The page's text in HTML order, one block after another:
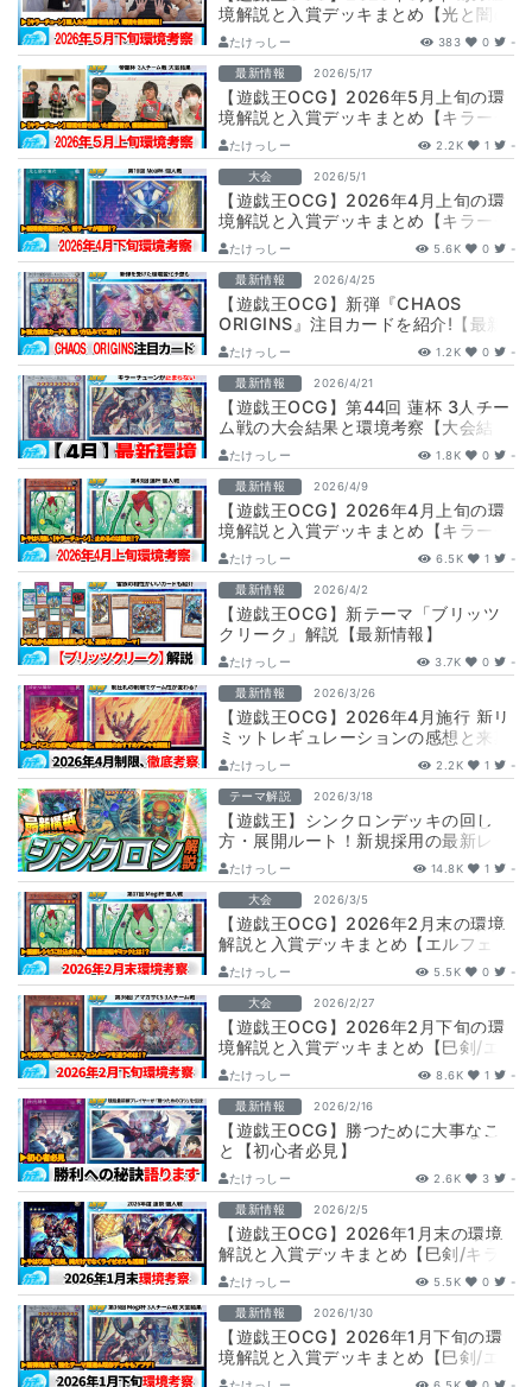
境解説と入賞デッキまとめ【光と闇の
儀式/キラーチューン/エルフェンノー
ツ…
たけっしー 383 0 -
最新情報 2026/5/17
【遊戯王OCG】2026年5月上旬の環
境解説と入賞デッキまとめ【キラーチ
ューン/光と闇の儀式/巳剣ライゼオル/
…
たけっしー 2.2K 1 -
大会 2026/5/1
【遊戯王OCG】2026年4月上旬の環
境解説と入賞デッキまとめ【キラーチ
ューン/エルフェンノーツ/ブリッツク
リ…
たけっしー 5.6K 0 -
最新情報 2026/4/25
【遊戯王OCG】新弾『CHAOS
ORIGINS』注目カードを紹介!【最新
情報】
たけっしー 1.2K 0 -
最新情報 2026/4/21
【遊戯王OCG】第44回 蓮杯 3人チー
ム戦の大会結果と環境考察【大会結
果】
たけっしー 1.8K 0 -
最新情報 2026/4/9
【遊戯王OCG】2026年4月上旬の環
境解説と入賞デッキまとめ【キラーチ
ューン/巳剣/M∀LICE/ドラゴンテ…
たけっしー 6.5K 1 -
最新情報 2026/4/2
【遊戯王OCG】新テーマ「ブリッツ
クリーク」解説【最新情報】
たけっしー 3.7K 0 -
最新情報 2026/3/26
【遊戯王OCG】2026年4月施行 新リ
ミットレギュレーションの感想と来期
のオススメデッキ紹介【環境考察】
たけっしー 2.2K 1 -
テーマ解説 2026/3/18
【遊戯王】シンクロンデッキの回し
方・展開ルート！新規採用の最新レシ
ピを解説【リミットオーバーコレクシ
ョン/最新…
たけっしー 14.8K 1 -
大会 2026/3/5
【遊戯王OCG】2026年2月末の環境
解説と入賞デッキまとめ【エルフェン
ノーツ/巳剣/ドラゴンテイル/VSK9…
たけっしー 5.5K 0 -
大会 2026/2/27
【遊戯王OCG】2026年2月下旬の環
境解説と入賞デッキまとめ【巳剣/エ
ルフェンノーツ/絢嵐/キラーチューン/
…
たけっしー 8.6K 1 -
最新情報 2026/2/16
【遊戯王OCG】勝つために大事なこ
と【初心者必見】
たけっしー 2.6K 3 -
最新情報 2026/2/5
【遊戯王OCG】2026年1月末の環境
解説と入賞デッキまとめ【巳剣/キラ
ーチューン/エルフェンノーツ/道化の
一…
たけっしー 5.5K 0 -
最新情報 2026/1/30
【遊戯王OCG】2026年1月下旬の環
境解説と入賞デッキまとめ【巳剣/エ
ルフェンノーツ/ドラゴンテイル/絢嵐/